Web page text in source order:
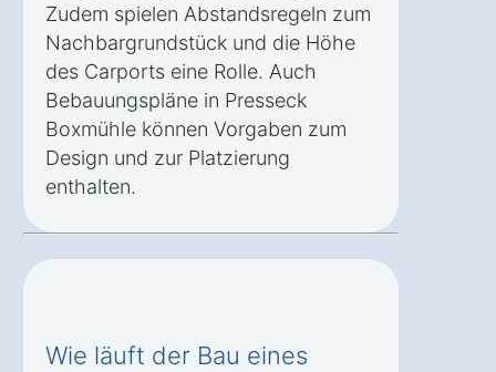
Zudem spielen Abstandsregeln zum
Nachbargrundstück und die Höhe
des Carports eine Rolle. Auch
Bebauungspläne in Presseck
Boxmühle können Vorgaben zum
Design und zur Platzierung
enthalten.
Wie läuft der Bau eines